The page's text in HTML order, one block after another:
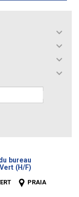
bureau
(H/F)
PRAIA